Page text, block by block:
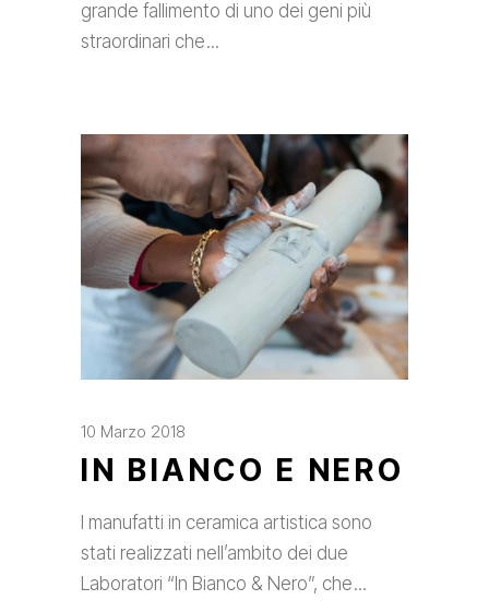
grande fallimento di uno dei geni più
straordinari che
10 Marzo 2018
IN BIANCO E NERO
I manufatti in ceramica artistica sono
stati realizzati nell’ambito dei due
Laboratori “In Bianco & Nero”, che